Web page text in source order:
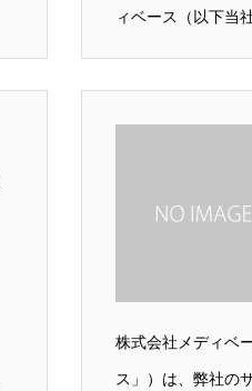
ィベース（以下当
株式会社メディベ
ス」）は、弊社の